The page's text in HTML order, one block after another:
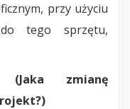
przy użyciu
do tego sprzętu,
zmianę